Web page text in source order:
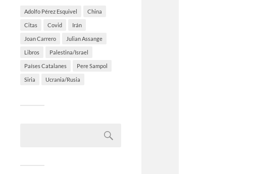
Adolfo Pérez Esquivel China
Citas Covid Irán
Joan Carrero Julian Assange
Libros Palestina/Israel
Países Catalanes Pere Sampol
Siria Ucrania/Rusia